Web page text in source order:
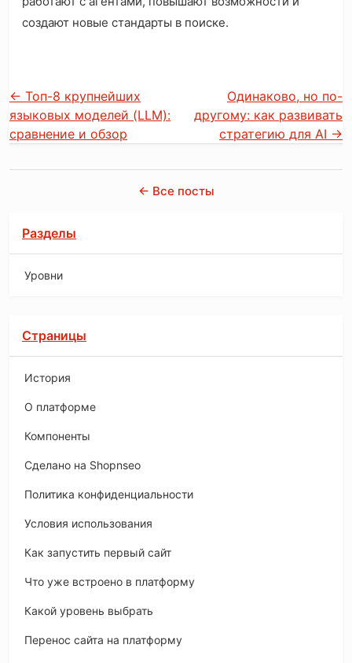
создают новые стандарты в поиске.
← Топ-8 крупнейших
языковых моделей (LLM):
сравнение и обзор
Одинаково, но по-
другому: как развивать
стратегию для AI →
← Все посты
Разделы
Уровни
Страницы
История
O платформе
Компоненты
Сделано на Shopnseo
Политика конфиденциальности
Условия использования
Как запустить первый сайт
Что уже встроено в платформу
Какой уровень выбрать
Перенос сайта на платформу